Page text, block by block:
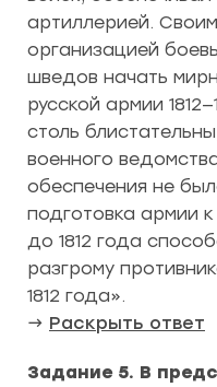
артиллерией.
организацией
шведов начать
русской армии
столь
военного
обеспечения не
подготовка армии
до 1812 года
разгрому
1812 года».
→ Раскрыть ответ
Задание 5. В